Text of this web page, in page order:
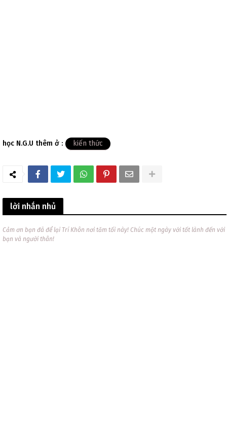
học N.G.U thêm ở : kiến thức
lời nhắn nhủ
Cảm ơn bạn đã để lại Trí Khôn nơi tăm tối này! Chúc một ngày với tốt lành đến với
bạn và người thân!